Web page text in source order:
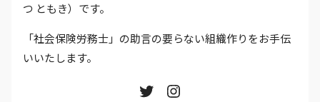
つ ともき）です。
「社会保険労務士」の助言の要らない組織作りをお手伝
いいたします。